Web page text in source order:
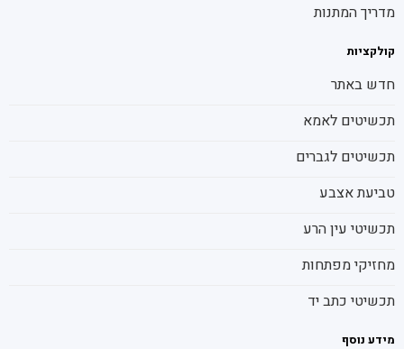
מדריך המתנות
קולקציות
חדש באתר
תכשיטים לאמא
תכשיטים לגברים
טביעת אצבע
תכשיטי עין הרע
מחזיקי מפתחות
תכשיטי כתב יד
מידע נוסף